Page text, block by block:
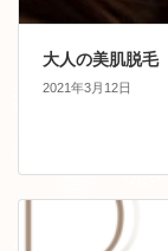
大人の美肌脱毛
2021年3月12日